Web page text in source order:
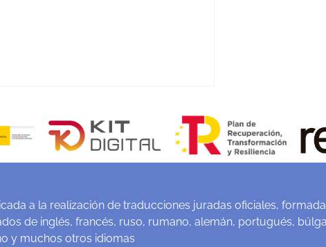
a la realización de traducciones juradas oficiales,
de inglés, francés, ruso, rumano, alemán, portugués,
y muchos otros idiomas